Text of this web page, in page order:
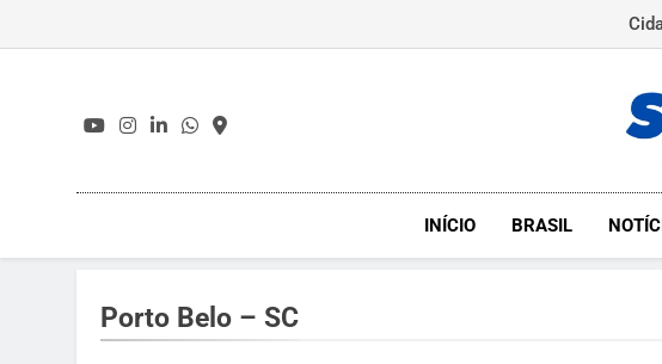
INÍCIO BRASIL
Porto Belo – SC